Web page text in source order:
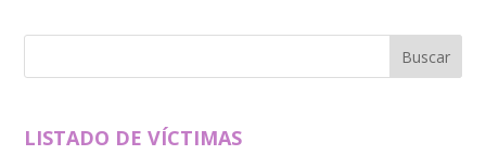
LISTADO DE VÍCTIMAS